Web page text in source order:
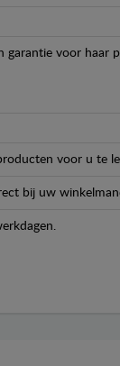
garantie voor haar
voor u te
bij uw